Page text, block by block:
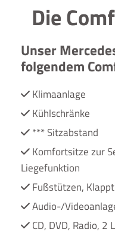
Die
Unser
folgendem
 Klimaanlage
 Kühlschränke
 *** Sitzabstand
 Komfortsitze zur
Liegefunktion
 Fußstützen,
 Audio-/
 CD, DVD, Radio, 2